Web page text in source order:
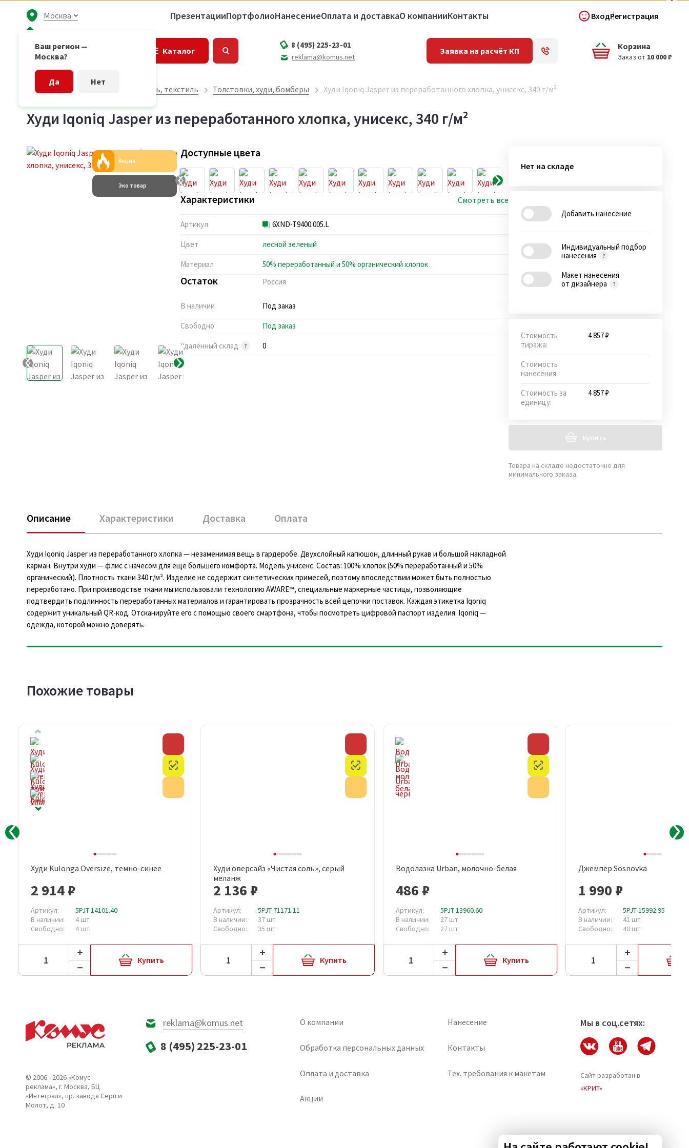
Москва
Ваш регион —
Москва?
Да Нет
ПрезентацииПортфолиоНанесениеОплата и доставкаО компанииКонтакты ВходРегистрация
Каталог Корзина
Заказ от 10 000 ₽
8 (495) 225-23-01
reklama@komus.net
Заявка на расчёт КП
Главная страница Одежда, обувь, текстиль Толстовки, худи, бомберы Худи Iqoniq Jasper из переработанного хлопка, унисекс, 340 г/м²
Худи Iqoniq Jasper из переработанного хлопка, унисекс, 340 г/м²
Акция
Эко товар
Доступные цвета
Характеристики Смотреть все
Артикул 6XND-T9400.005.L
Цвет лесной зеленый
Материал 50% переработанный и 50% органический хлопок
Остаток Россия
В наличии Под заказ
Свободно Под заказ
Удалённый склад 0
Нет на складе
Добавить нанесение
Индивидуальный подбор
нанесения
Макет нанесения
от дизайнера
Стоимость
тиража:
4 857 ₽
Стоимость
нанесения:
Стоимость за
единицу:
4 857 ₽
Купить
Товара на складе недостаточно для
минимального заказа.
Описание Характеристики Доставка Оплата
Худи Iqoniq Jasper из переработанного хлопка — незаменимая вещь в гардеробе. Двухслойный капюшон, длинный рукав и большой накладной
карман. Внутри худи — флис с начесом для еще большего комфорта. Модель унисекс. Состав: 100% хлопок (50% переработанный и 50%
органический). Плотность ткани 340 г/м². Изделие не содержит синтетических примесей, поэтому впоследствии может быть полностью
переработано. При производстве ткани мы использовали технологию AWARE™, специальные маркерные частицы, позволяющие
подтвердить подлинность переработанных материалов и гарантировать прозрачность всей цепочки поставок. Каждая этикетка Iqoniq
содержит уникальный QR-код. Отсканируйте его с помощью своего смартфона, чтобы посмотреть цифровой паспорт изделия. Iqoniq —
одежда, которой можно доверять.
Похожие товары
Честный знак
Быстрый просмотр
Худи Kulonga Oversize, темно-синее
2 914 ₽
Артикул:
5PJT-14101.40
В наличии:
4 шт
Свободно:
4 шт
Купить
Честный знак
Быстрый просмотр
Худи оверсайз «Чистая соль», серый
меланж
2 136 ₽
Артикул:
5PJT-71171.11
В наличии:
37 шт
Свободно:
35 шт
Купить
Быстрый просмотр
Водолазка Urban, молочно-белая
486 ₽
Артикул:
5PJT-13960.60
В наличии:
27 шт
Свободно:
27 шт
Купить
Быстрый просмотр
Джемпер Sosnovka
1 990 ₽
Артикул:
5PJT-15992.95
В наличии:
41 шт
Свободно:
40 шт
© 2006 - 2026 «Комус-
реклама», г. Москва, БЦ
«Интеграл», пр. завода Серп и
Молот, д. 10
reklama@komus.net
8 (495) 225-23-01
О компании Нанесение
Обработка персональных данных Контакты
Оплата и доставка Тех. требования к макетам
Акции
Мы в соц.сетях:
Сайт разработан в
«КРИТ»